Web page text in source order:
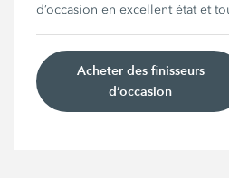
d’occasion en excellent état et
Acheter des finisseurs
d’occasion